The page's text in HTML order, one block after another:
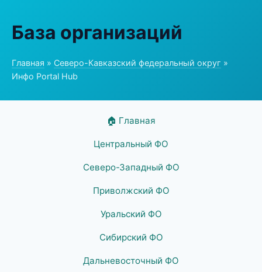
База организаций
Главная » Северо-Кавказский федеральный округ »
Инфо Portal Hub
🏠 Главная
Центральный ФО
Северо-Западный ФО
Приволжский ФО
Уральский ФО
Сибирский ФО
Дальневосточный ФО